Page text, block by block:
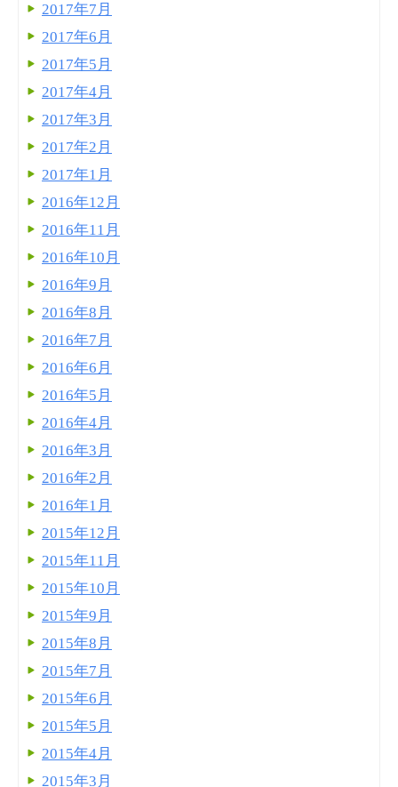
2017年7月
2017年6月
2017年5月
2017年4月
2017年3月
2017年2月
2017年1月
2016年12月
2016年11月
2016年10月
2016年9月
2016年8月
2016年7月
2016年6月
2016年5月
2016年4月
2016年3月
2016年2月
2016年1月
2015年12月
2015年11月
2015年10月
2015年9月
2015年8月
2015年7月
2015年6月
2015年5月
2015年4月
2015年3月